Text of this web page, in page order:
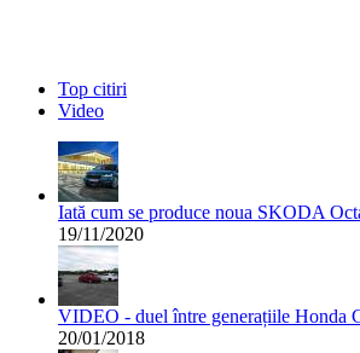
Top citiri
Video
Iată cum se produce noua SKODA
19/11/2020
VIDEO - duel între generațiile Honda
20/01/2018